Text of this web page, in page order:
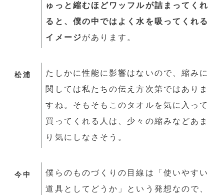
ゅっと縮むほどワッフルが詰まってくれ
ると、僕の中ではよく水を吸ってくれる
イメージがあります。
松浦
たしかに性能に影響はないので、縮みに
関しては私たちの伝え方次第ではありま
すね。そもそもこのタオルを気に入って
買ってくれる人は、少々の縮みなどあま
り気にしなさそう。
今中
僕らのものづくりの目線は「使いやすい
道具としてどうか」という発想なので、